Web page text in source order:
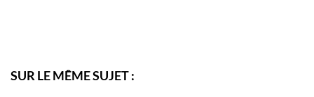
SUR LE MÊME SUJET :